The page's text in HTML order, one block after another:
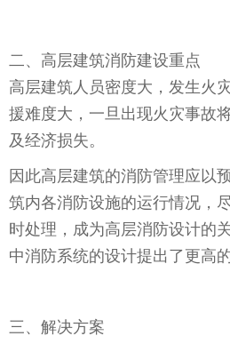
二、高层建筑消防建设重点
高层建筑人员密度大，发生火
援难度大，一旦出现火灾事故
及经济损失。
因此高层建筑的消防管理应以
筑内各消防设施的运行情况，
时处理，成为高层消防设计的
中消防系统的设计提出了更高的
三、解决方案